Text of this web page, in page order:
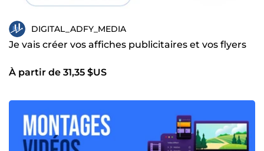
DIGITAL_ADFY_MEDIA
Je vais créer vos affiches publicitaires et vos flyers
À partir de 31,35 $US